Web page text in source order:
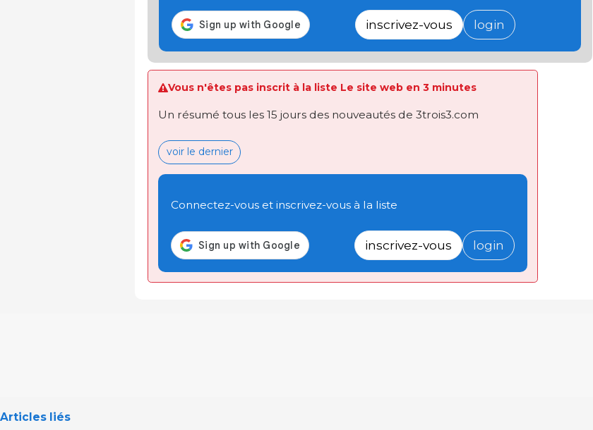
inscrivez-vous login
Vous n'êtes pas inscrit à la liste Le site web en 3 minutes
Un résumé tous les 15 jours des nouveautés de 3trois3.com
voir le dernier
Connectez-vous et inscrivez-vous à la liste
inscrivez-vous login
Articles liés